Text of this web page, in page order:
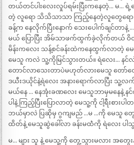
တယ်တင်ပါးလေးလှုပ်ရမ်းပြီးကနေတဲ့… မ… ရဲ့
တဲ့ လူရော သိသိသာသာ ကြည့်နေတဲ့လူတွေရော
ခန့်က နေလိုက်ပြီးနောက် သေးပေါက်ချင်တာနဲ့
မယ် ပြောပြီး အိမ်သာဖက်ထွက်ခဲ့လိုက်တယ် ဝိတ်
မိန်းကလေး သန့်စင်ခန်းထဲကနေထွက်လာတဲ့
မေသူ ကလဲ သူ့ကိုမြင်သွားတယ်။ ရဲလေး… နင်
တောင်လာသေးတာပဲမဟုတ်လားမေသူ တော်တ
ဒယီးဒယိုင်နဲ့ရဲလေး အနားရောက်လာပြီး
မယ်နေ … နေအုံးခဏလေး မေသူဘာမှမနေနဲ့ နင်
ပါနဲ့ ကြည့်ပြီးပြောလာတဲ့ မေသူ့ကို ငါ့ရီးစားပ
ဘယ်မှာလဲ ပြဆိုမှ ဂွကျမည် …မ …ကို မေသူ တွ
ထိတ်နဲ့ မေသူဆွဲခေါ်လာ ခန်းမထံဲကို ရဲလေး ပါ
မ… များ သူ နဲ့ မေသူ့ကို တွေ့သွားမလား အတွေ